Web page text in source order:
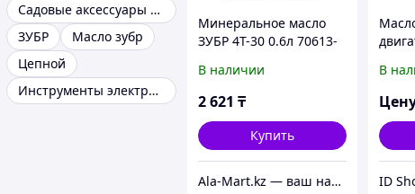
Садовые аксессуары и принадлежности
ЗУБР
Масло зубр
Цепной
Инструменты электрические
Минеральное масло
ЗУБР 4Т-30 0.6л 70613-
В наличии
2 621 ₸
Купить
Ala-Mart.kz — ваш надежный партнер в мире качественных товаров.
(ЗМД-
В